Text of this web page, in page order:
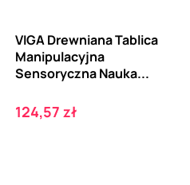
VIGA Drewniana Tablica
Manipulacyjna
Sensoryczna Nauka...
Cena
124,57 zł